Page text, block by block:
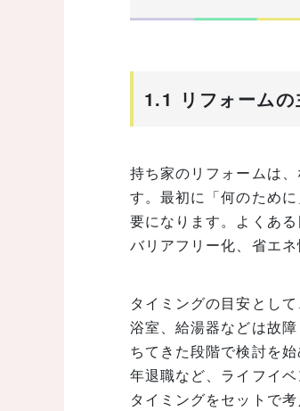
1.1 リフォーム
持ち家のリフォームは
す。最初に「何のため
要になります。よくあ
バリアフリー化、省エ
タイミングの目安とし
浴室、給湯器などは故
ちてきた段階で検討を
年退職など、ライフイ
タイミングをセットで